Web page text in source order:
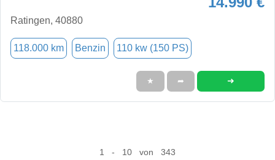
Ratingen, 40880
118.000 km Benzin 110 kw (150 PS)
★ ➦ ➜
1 - 10 von 343